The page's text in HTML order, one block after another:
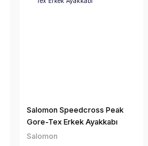
Salomon Speedcross Peak
Gore-Tex Erkek Ayakkabı
Salomon